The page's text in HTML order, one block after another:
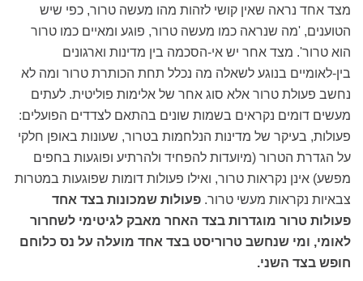
מצד אחד נראה שאין קושי לזהות מהו מעשה טרור, כפי שיש
הטוענים, 'מה שנראה כמו מעשה טרור, פוגע ומאיים כמו טרור
הוא טרור'. מצד אחר יש אי-הסכמה בין מדינות וארגונים
בין-לאומיים בנוגע לשאלה מה נכלל תחת הכותרת טרור ומה לא
נחשב פעולת טרור אלא סוג אחר של אלימות פוליטית. לעתים
מעשים דומים נקראים בשמות שונים בהתאם לצדדים הפועלים:
פעולות, בעיקר של מדינות הנלחמות בטרור, שעונות באופן חלקי
על הגדרת הטרור (מיועדות להפחיד ולהרתיע ופוגעות בחפים
מפשע) אינן נקראות טרור, ואילו פעולות דומות שפוגעות במטרות
צבאיות נקראות מעשי טרור. פעולות שמכונות בצד אחד
פעולות טרור מוגדרות בצד האחר מאבק לגיטימי לשחרור
לאומי, ומי שנחשב טרוריסט בצד אחד מועלה על נס כלוחם
חופש בצד השני.